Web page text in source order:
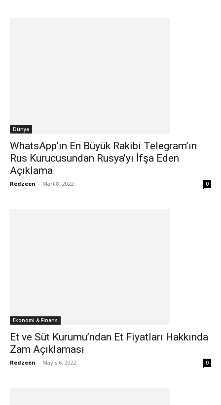
Dünya
WhatsApp’ın En Büyük Rakibi Telegram’ın
Rus Kurucusundan Rusya’yı İfşa Eden
Açıklama
Redzeen - Mart 8, 2022 0
Ekonomi & Finans
Et ve Süt Kurumu’ndan Et Fiyatları Hakkında
Zam Açıklaması
Redzeen - Mayıs 6, 2022 0